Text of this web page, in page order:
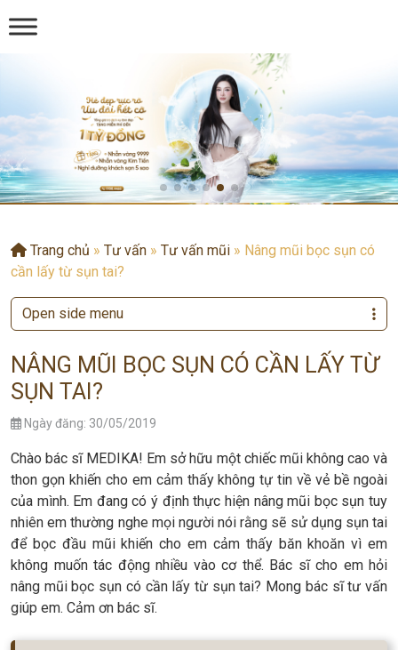
Trang chủ » Tư vấn » Tư vấn mũi » Nâng mũi bọc sụn có
cần lấy từ sụn tai?
NÂNG MŨI BỌC SỤN CÓ CẦN LẤY TỪ
SỤN TAI?
Ngày đăng: 30/05/2019
Chào bác sĩ MEDIKA! Em sở hữu một chiếc mũi không cao và
thon gọn khiến cho em cảm thấy không tự tin về vẻ bề ngoài
của mình. Em đang có ý định thực hiện nâng mũi bọc sụn tuy
nhiên em thường nghe mọi người nói rằng sẽ sử dụng sụn tai
để bọc đầu mũi khiến cho em cảm thấy băn khoăn vì em
không muốn tác động nhiều vào cơ thể. Bác sĩ cho em hỏi
nâng mũi bọc sụn có cần lấy từ sụn tai? Mong bác sĩ tư vấn
giúp em. Cảm ơn bác sĩ.
Open side menu